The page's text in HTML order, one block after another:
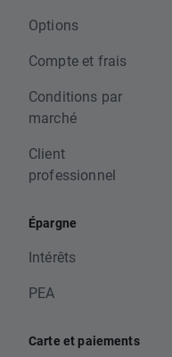
Options
Compte et frais
Conditions par
marché
Client
professionnel
Épargne
Intérêts
PEA
Carte et paiements